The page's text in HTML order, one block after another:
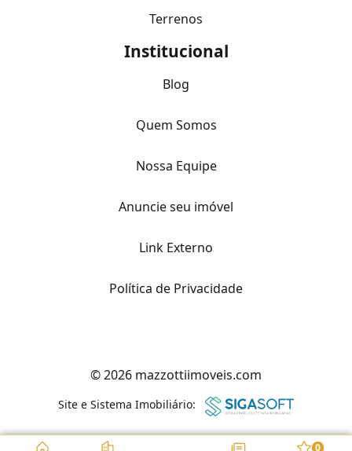
Terrenos
Institucional
Blog
Quem Somos
Nossa Equipe
Anuncie seu imóvel
Link Externo
Política de Privacidade
© 2026 mazzottiimoveis.com
Site e Sistema Imobiliário:
0